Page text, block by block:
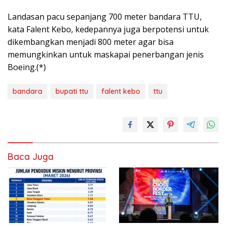
Landasan pacu sepanjang 700 meter bandara TTU,
kata Falent Kebo, kedepannya juga berpotensi untuk
dikembangkan menjadi 800 meter agar bisa
memungkinkan untuk maskapai penerbangan jenis
Boeing.(*)
bandara bupati ttu falent kebo ttu
Baca Juga